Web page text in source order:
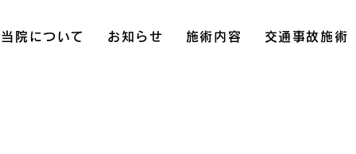
当院について お知らせ 施術内容 交通事故施術